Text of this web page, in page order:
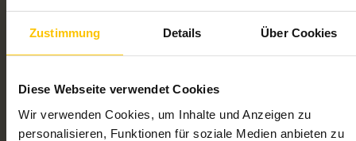
Zustimmung Details Über Cookies
Diese Webseite verwendet Cookies
Wir verwenden Cookies, um Inhalte und Anzeigen zu
personalisieren, Funktionen für soziale Medien anbieten zu